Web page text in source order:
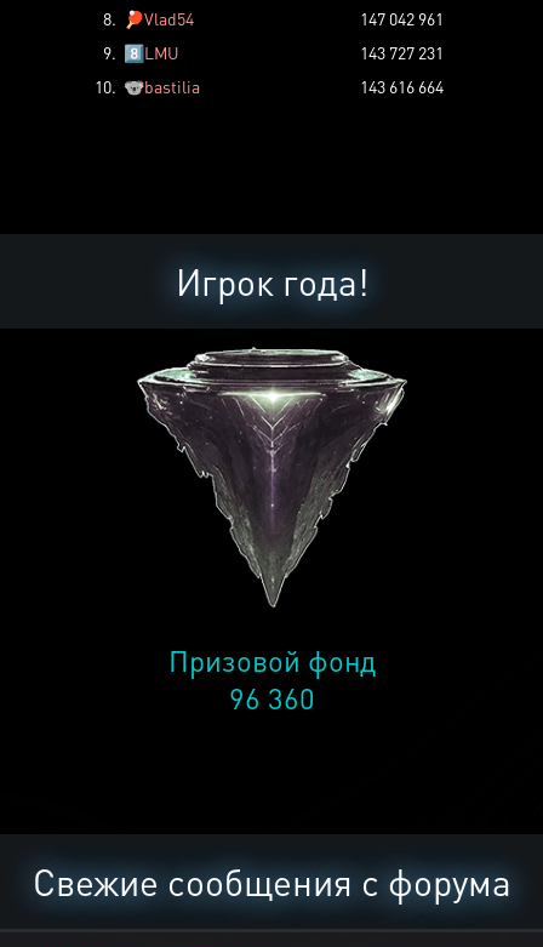
8.
🏓Vlad54
147 042 961
9. 8️⃣LMU
143 727 231
10. 🐨bastilia 143 616 664
Игрок года!
Призовой фонд
96 360
Свежие сообщения с форума